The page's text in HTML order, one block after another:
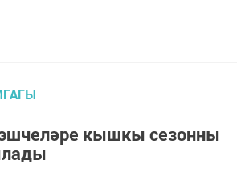
кышкы сезонны